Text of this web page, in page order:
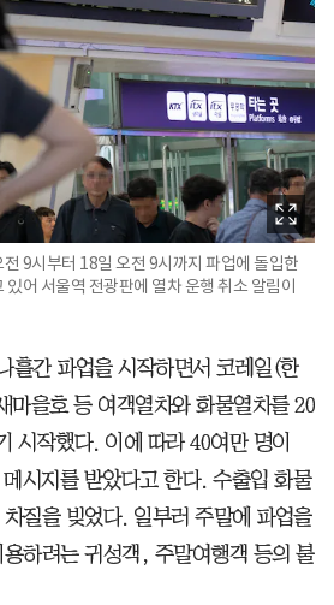
9시부터 18일 오전 9시까지 파업에 돌입한
어 서울역 전광판에 열차 운행 취소 알림이
흘간 파업을 시작하면서 코레일(한
을호 등 여객열차와 화물열차를 20
시작했다. 이에 따라 40여만 명이
시지를 받았다고 한다. 수출입 화물
질을 빚었다. 일부러 주말에 파업을
하려는 귀성객, 주말여행객 등의 불